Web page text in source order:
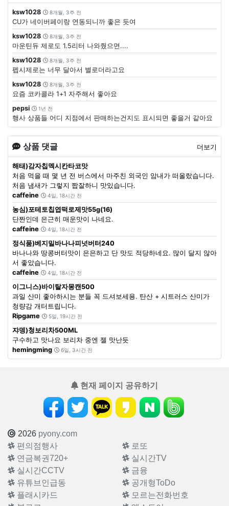
ksw1028 8개월, 3주 전
CU가 네이버페이랑 연동되니까 좋은 듯여
ksw1028
8개월, 3주 전
마운틴듀 제로도 1.5리터 나와줬으면....
ksw1028
8개월, 3주 전
펩시제로는 너무 달아서 별로더라고요
ksw1028
8개월, 3주 전
요즘 코카콜라 1+1 자주해서 좋아요
pepsi
1년 전
행사 상품들 어디 지점에서 판매하는건지도 표시되면 좋을거 같아요
상품 댓글 더보기
해태)감자칩멕시칸타코맛
처음 먹을 때 몇 년 전 버스에서 마주친 외국인 암내가 떠올랐습니다.
처음 냄새가 그렇지 짭잘하니 맛있습니다.
caffeine
4일, 18시간 전
농심)포테토칩엽떡로제맛55g(16)
단짠인데 은근히 매운맛이 나네요.
caffeine
4일, 18시간 전
정식품)베지밀바나나피넛버터240
바나나와 땅콩버터맛이 은은하고 단 맛도 적당하네요. 많이 달지 않아
서 좋았습니다.
caffeine
4일, 18시간 전
이그니스)바이탈자몽캔500
과일 산미 좋아하시는 분들 꼭 드셔보세용. 탄산 + 시트러스 산미가
청량감 개터트립니다.
Ripgame
5일, 19시간 전
쟈뎅)청보리차500ML
구수하고 맛나요 보리차 중엔 젤 맛난듯
hemingming
6일, 3시간 전
현재 페이지 공유하기
2026 pyony.com
편의점행사
로또
연금복권720+
실시간TV
실시간CCTV
금융
유튜브인급동
공개형ToDo
플래시카드
모르는전화번호